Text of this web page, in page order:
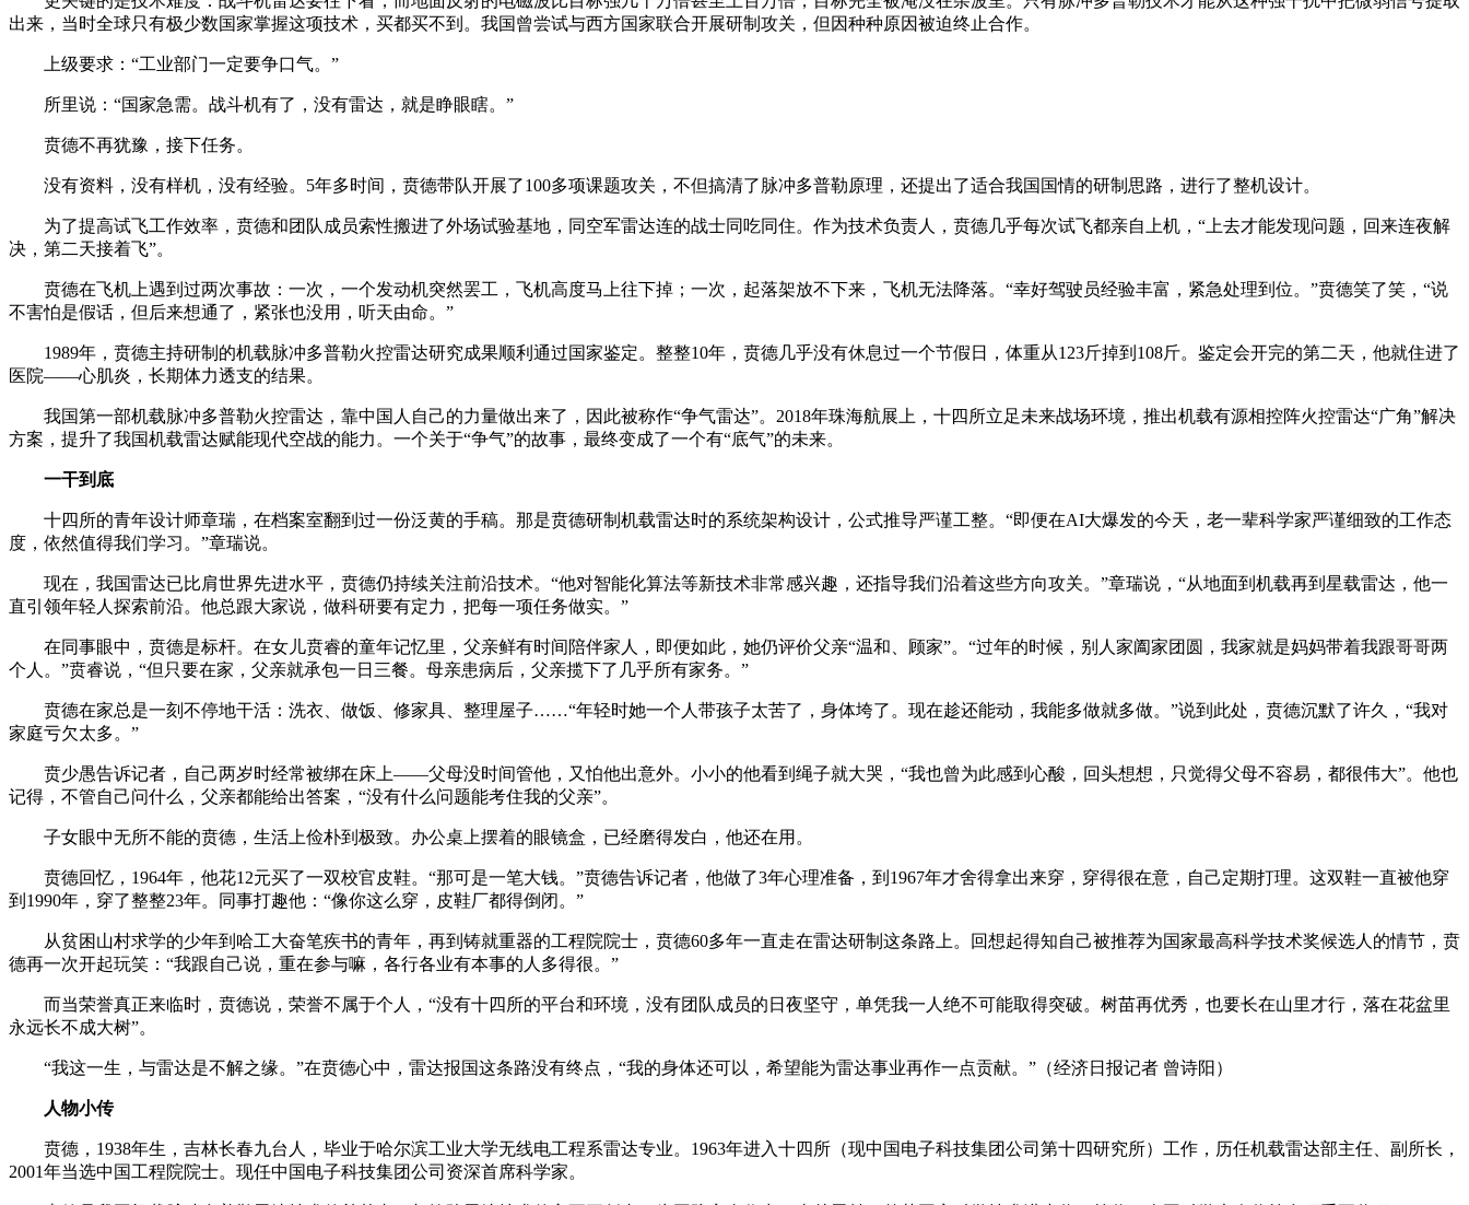
出来，当时全球只有极少数国家掌握这项技术，买都买不到。我国曾尝试与西方国家联合开展研制攻关，但因种种原因被迫终止合作。
上级要求：“工业部门一定要争口气。”
所里说：“国家急需。战斗机有了，没有雷达，就是睁眼瞎。”
贲德不再犹豫，接下任务。
没有资料，没有样机，没有经验。5年多时间，贲德带队开展了100多项课题攻关，不但搞清了脉冲多普勒原理，还提出了适合我国国情的研制思路，进行了整机设计。
为了提高试飞工作效率，贲德和团队成员索性搬进了外场试验基地，同空军雷达连的战士同吃同住。作为技术负责人，贲德几乎每次试飞都亲自上机，“上去才能发现问题，回来连夜解
决，第二天接着飞”。
贲德在飞机上遇到过两次事故：一次，一个发动机突然罢工，飞机高度马上往下掉；一次，起落架放不下来，飞机无法降落。“幸好驾驶员经验丰富，紧急处理到位。”贲德笑了笑，“说
不害怕是假话，但后来想通了，紧张也没用，听天由命。”
1989年，贲德主持研制的机载脉冲多普勒火控雷达研究成果顺利通过国家鉴定。整整10年，贲德几乎没有休息过一个节假日，体重从123斤掉到108斤。鉴定会开完的第二天，他就住进了
医院——心肌炎，长期体力透支的结果。
我国第一部机载脉冲多普勒火控雷达，靠中国人自己的力量做出来了，因此被称作“争气雷达”。2018年珠海航展上，十四所立足未来战场环境，推出机载有源相控阵火控雷达“广角”解决
方案，提升了我国机载雷达赋能现代空战的能力。一个关于“争气”的故事，最终变成了一个有“底气”的未来。
一干到底
十四所的青年设计师章瑞，在档案室翻到过一份泛黄的手稿。那是贲德研制机载雷达时的系统架构设计，公式推导严谨工整。“即便在AI大爆发的今天，老一辈科学家严谨细致的工作态
度，依然值得我们学习。”章瑞说。
现在，我国雷达已比肩世界先进水平，贲德仍持续关注前沿技术。“他对智能化算法等新技术非常感兴趣，还指导我们沿着这些方向攻关。”章瑞说，“从地面到机载再到星载雷达，他一
直引领年轻人探索前沿。他总跟大家说，做科研要有定力，把每一项任务做实。”
在同事眼中，贲德是标杆。在女儿贲睿的童年记忆里，父亲鲜有时间陪伴家人，即便如此，她仍评价父亲“温和、顾家”。“过年的时候，别人家阖家团圆，我家就是妈妈带着我跟哥哥两
个人。”贲睿说，“但只要在家，父亲就承包一日三餐。母亲患病后，父亲揽下了几乎所有家务。”
贲德在家总是一刻不停地干活：洗衣、做饭、修家具、整理屋子……“年轻时她一个人带孩子太苦了，身体垮了。现在趁还能动，我能多做就多做。”说到此处，贲德沉默了许久，“我对
家庭亏欠太多。”
贲少愚告诉记者，自己两岁时经常被绑在床上——父母没时间管他，又怕他出意外。小小的他看到绳子就大哭，“我也曾为此感到心酸，回头想想，只觉得父母不容易，都很伟大”。他也
记得，不管自己问什么，父亲都能给出答案，“没有什么问题能考住我的父亲”。
子女眼中无所不能的贲德，生活上俭朴到极致。办公桌上摆着的眼镜盒，已经磨得发白，他还在用。
贲德回忆，1964年，他花12元买了一双校官皮鞋。“那可是一笔大钱。”贲德告诉记者，他做了3年心理准备，到1967年才舍得拿出来穿，穿得很在意，自己定期打理。这双鞋一直被他穿
到1990年，穿了整整23年。同事打趣他：“像你这么穿，皮鞋厂都得倒闭。”
从贫困山村求学的少年到哈工大奋笔疾书的青年，再到铸就重器的工程院院士，贲德60多年一直走在雷达研制这条路上。回想起得知自己被推荐为国家最高科学技术奖候选人的情节，贲
德再一次开起玩笑：“我跟自己说，重在参与嘛，各行各业有本事的人多得很。”
而当荣誉真正来临时，贲德说，荣誉不属于个人，“没有十四所的平台和环境，没有团队成员的日夜坚守，单凭我一人绝不可能取得突破。树苗再优秀，也要长在山里才行，落在花盆里
永远长不成大树”。
“我这一生，与雷达是不解之缘。”在贲德心中，雷达报国这条路没有终点，“我的身体还可以，希望能为雷达事业再作一点贡献。”（经济日报记者 曾诗阳）
人物小传
贲德，1938年生，吉林长春九台人，毕业于哈尔滨工业大学无线电工程系雷达专业。1963年进入十四所（现中国电子科技集团公司第十四研究所）工作，历任机载雷达部主任、副所长，
2001年当选中国工程院院士。现任中国电子科技集团公司资深首席科学家。